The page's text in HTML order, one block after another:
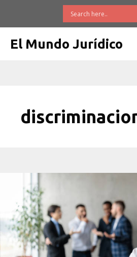
El Mundo Jurídico